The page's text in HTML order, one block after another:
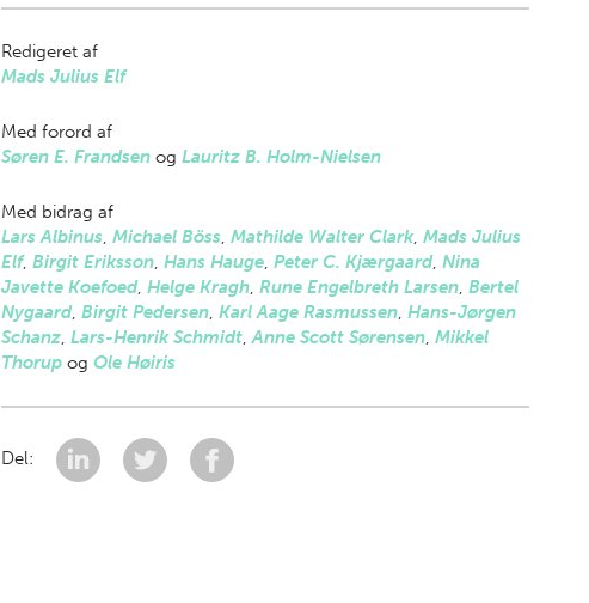
Redigeret af
Mads Julius Elf
Med forord af
Søren E. Frandsenog Lauritz B. Holm-Nielsen
Med bidrag af
Lars Albinus, Michael Böss, Mathilde Walter Clark, Mads Julius
Elf, Birgit Eriksson, Hans Hauge, Peter C. Kjærgaard, Nina
Javette Koefoed, Helge Kragh, Rune Engelbreth Larsen, Bertel
Nygaard, Birgit Pedersen, Karl Aage Rasmussen, Hans-Jørgen
Schanz, Lars-Henrik Schmidt,Anne Scott Sørensen, Mikkel
Thorupog Ole Høiris
Del: